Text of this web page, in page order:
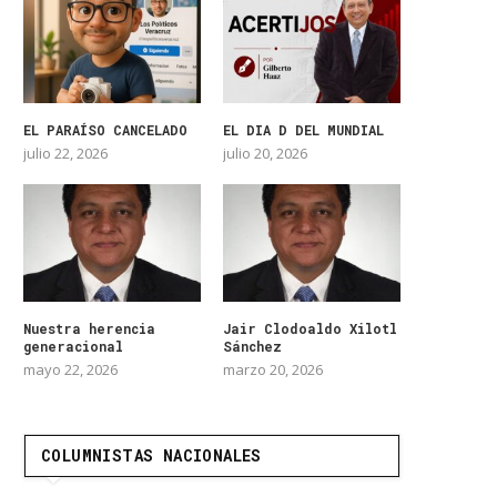
EL PARAÍSO CANCELADO
julio 22, 2026
EL DIA D DEL MUNDIAL
julio 20, 2026
Nuestra herencia
generacional
mayo 22, 2026
Jair Clodoaldo Xilotl
Sánchez
marzo 20, 2026
COLUMNISTAS NACIONALES